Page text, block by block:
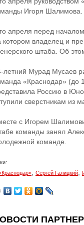
Игоря Шалимова.
апреля перед
котором владелец и
штаба. Об
летний Мурад Мусаев
«Краснодар» (до
Россию в
сверстникам из
с Игорем
команды занял
команде.
Сергей Галицкий